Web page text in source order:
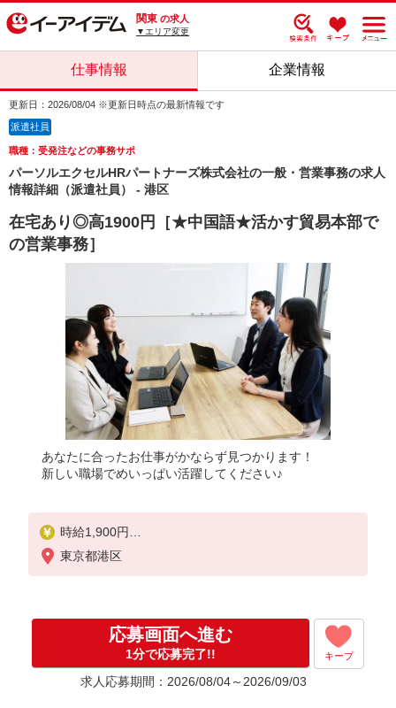
関東 の求人
▼エリア変更
仕事情報 企業情報
更新日：2026/08/04 ※更新日時点の最新情報です
派遣社員
職種：受発注などの事務サポ
パーソルエクセルHRパートナーズ株式会社の一般・営業事務の求人
情報詳細（派遣社員） - 港区
在宅あり◎高1900円［★中国語★活かす貿易本部で
の営業事務］
あなたに合ったお仕事がかならず見つかります！
新しい職場でめいっぱい活躍してください♪
時給1,900円
※当社規定あり
東京都港区
応募画面へ進む
1分で応募完了!! キープ
求人応募期間：2026/08/04～2026/09/03